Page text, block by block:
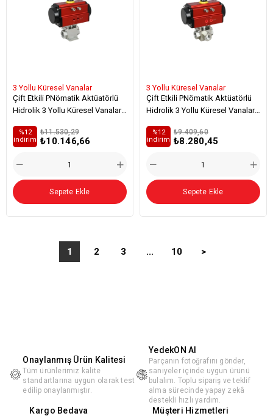
3 Yollu Küresel Vanalar
Çift Etkili PNömatik Aktüatörlü
Hidrolik 3 Yollu Küresel Vanalar
Viton
₺10.146,66
₺11.530,29
%12
i̇ndirim
Sepete Ekle
3 Yollu Küresel Vanalar
Çift Etkili PNömatik Aktüatörlü
Hidrolik 3 Yollu Küresel Vanalar
₺8.280,45
₺9.409,60
%12
i̇ndirim
Sepete Ekle
1 2 3 ... 10 >
Onaylanmış Ürün Kalitesi
Tüm ürünlerimiz kalite
standartlarına uygun olarak test
edilip onaylanmıştır.
YedekON AI
Parçanın fotoğrafını gönder,
saniyeler içinde uygun ürünü
bulalım. Toplu sipariş ve teklif
alma sürecinde yapay zekâ
destekli hızlı yardım.
Kargo Bedava Müşteri Hizmetleri